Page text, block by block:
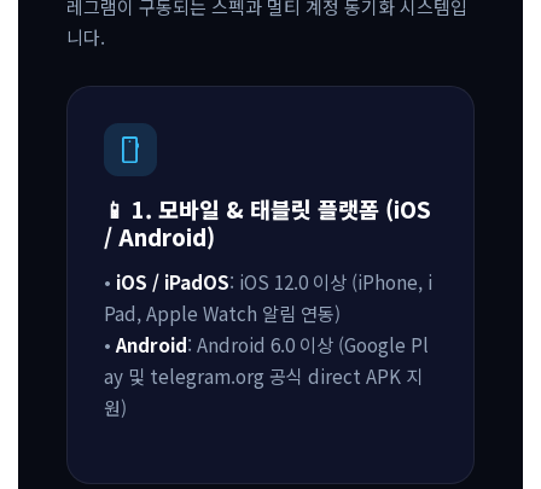
레그램이 구동되는 스펙과 멀티 계정 동기화 시스템입
니다.
smartphone
📱 1. 모바일 & 태블릿 플랫폼 (iOS
/ Android)
• iOS / iPadOS: iOS 12.0 이상 (iPhone, i
Pad, Apple Watch 알림 연동)
• Android: Android 6.0 이상 (Google Pl
ay 및 telegram.org 공식 direct APK 지
원)